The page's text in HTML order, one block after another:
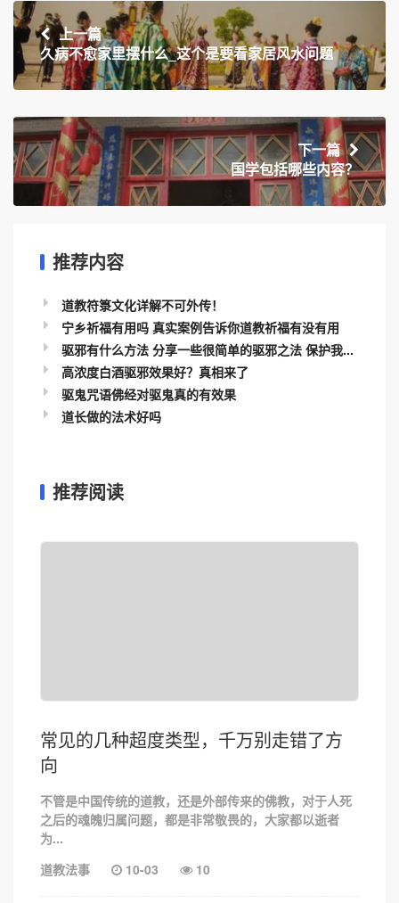
上一篇
久病不愈家里摆什么_这个是要看家居风水问题
下一篇
国学包括哪些内容？
推荐内容
道教符箓文化详解不可外传！
宁乡祈福有用吗 真实案例告诉你道教祈福有没有用
驱邪有什么方法 分享一些很简单的驱邪之法 保护我...
高浓度白酒驱邪效果好？真相来了
驱鬼咒语佛经对驱鬼真的有效果
道长做的法术好吗
推荐阅读
常见的几种超度类型，千万别走错了方
向
不管是中国传统的道教，还是外部传来的佛教，对于人死
之后的魂魄归属问题，都是非常敬畏的，大家都以逝者
为...
道教法事
10-03 10